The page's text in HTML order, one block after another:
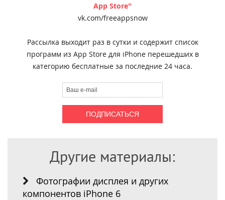
App Store"
vk.com/freeappsnow
Рассылка выходит раз в сутки и содержит список
программ из App Store для iPhone перешедших в
категорию бесплатные за последние 24 часа.
Другие материалы:
Фотографии дисплея и других
компонентов iPhone 6